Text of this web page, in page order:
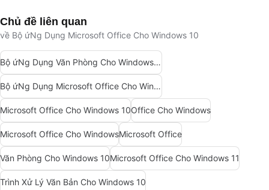
Chủ đề liên quan
về Bộ ứNg Dụng Microsoft Office Cho Windows 10
Bộ ứNg Dụng Văn Phòng Cho Windows 10
Bộ ứNg Dụng Microsoft Office Cho Windows
Microsoft Office Cho Windows 10Office Cho Windows
Microsoft Office Cho WindowsMicrosoft Office
Văn Phòng Cho Windows 10Microsoft Office Cho Windows 11
Trình Xử Lý Văn Bản Cho Windows 10